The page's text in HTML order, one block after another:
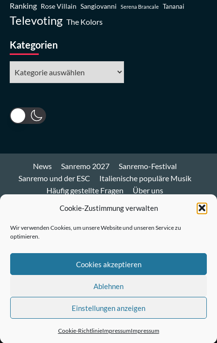
Cookie-Zustimmung verwalten
Wir verwenden Cookies, um unsere Website und unseren Service zu
optimieren.
Cookies akzeptieren
Ablehnen
Einstellungen anzeigen
Cookie-RichtlinieImpressumImpressum
Ranking Rose Villain Sangiovanni Serena Brancale Tananai
Televoting The Kolors
Kategorien
News Sanremo 2027
Sanremo-Festival
Sanremo und der ESC
Italienische populäre Musik
Häufig gestellte Fragen
Über uns
Mastodon
Twitter
LinkedIn
© Sanremo-Festival.de|CoverNewsby AF themes.